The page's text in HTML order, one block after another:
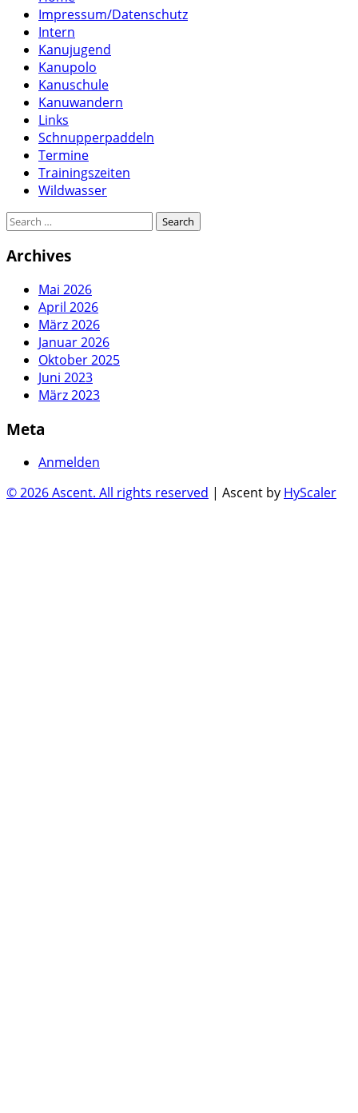
Impressum/Datenschutz
Intern
Kanujugend
Kanupolo
Kanuschule
Kanuwandern
Links
Schnupperpaddeln
Termine
Trainingszeiten
Wildwasser
Archives
Mai 2026
April 2026
März 2026
Januar 2026
Oktober 2025
Juni 2023
März 2023
Meta
Anmelden
© 2026 Ascent. All rights reserved | Ascent by HyScaler